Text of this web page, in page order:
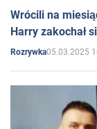
Wrócili na
Harry zakochał
Rozrywka05.03.2025